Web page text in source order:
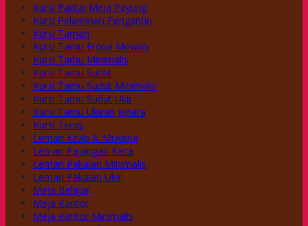
Kursi Pantai Meja Payung
Kursi Pelaminan Pengantin
Kursi Taman
Kursi Tamu Eropa Mewah
Kursi Tamu Minimalis
Kursi Tamu Sudut
Kursi Tamu Sudut Minimalis
Kursi Tamu Sudut Ukir
Kursi Tamu Ukiran Jepara
Kursi Teras
Lemari Kitab & Mukena
Lemari Pajangan Kaca
Lemari Pakaian Minimalis
Lemari Pakaian Ukir
Meja Belajar
Meja Kantor
Meja Kantor Minimalis